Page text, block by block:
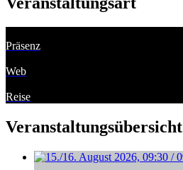
Präsenz
Web
Reise
Veranstaltungsübersicht